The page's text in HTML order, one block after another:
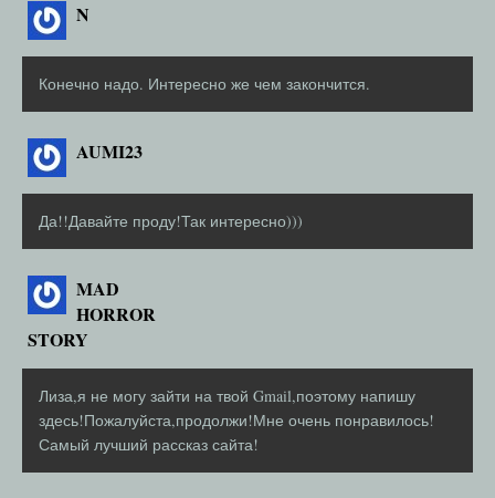
N
Конечно надо. Интересно же чем закончится.
AUMI23
Да!!Давайте проду!Так интересно)))
MAD
HORROR
STORY
Лиза,я не могу зайти на твой Gmail,поэтому напишу
здесь!Пожалуйста,продолжи!Мне очень понравилось!
Самый лучший рассказ сайта!